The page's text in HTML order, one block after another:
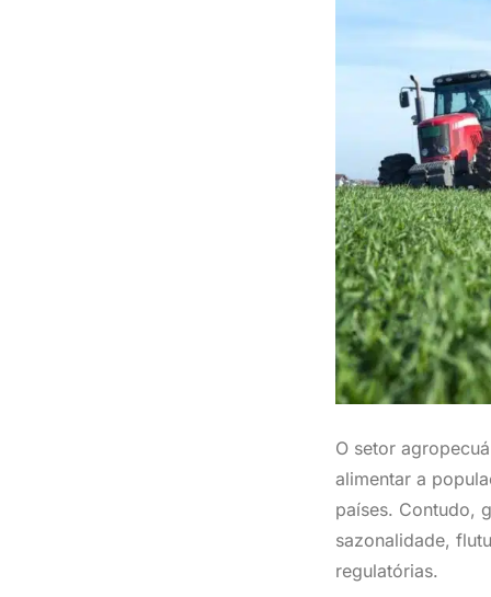
O setor
alimentar a
países. Contudo,
sazonalidade,
regulatórias.